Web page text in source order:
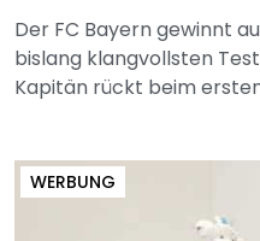
Der FC Bayern gewinnt
bislang klangvollsten
Kapitän rückt beim ersten
WERBUNG